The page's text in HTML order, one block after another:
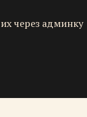
через админку